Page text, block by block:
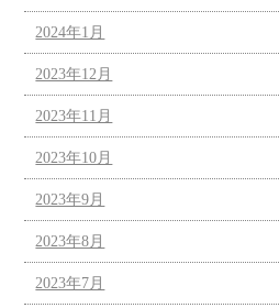
2024年1月
2023年12月
2023年11月
2023年10月
2023年9月
2023年8月
2023年7月